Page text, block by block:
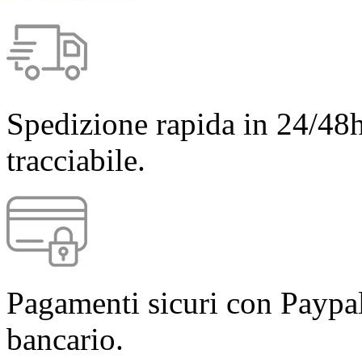
Spedizione rapida in 24/
tracciabile.
Pagamenti sicuri con
bancario.